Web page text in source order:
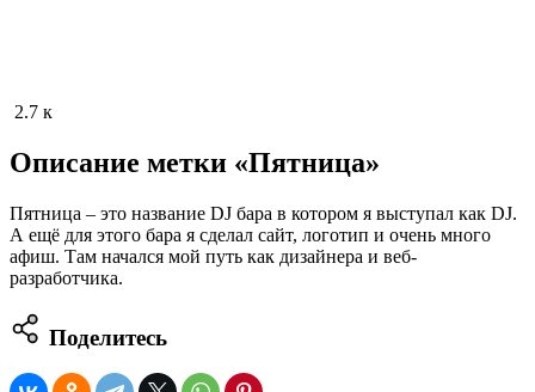
2.7 к
Описание метки «Пятница»
Пят­ни­ца – это назва­ние DJ бара в кото­ром я высту­пал как DJ.
А ещё для это­го бара я сде­лал сайт, лого­тип и очень мно­го
афиш. Там начал­ся мой путь как дизай­не­ра и веб-
разработчика.
Поделитесь